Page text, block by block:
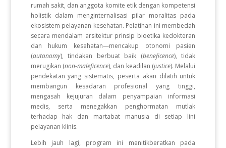
rumah sakit, dan anggota komite etik dengan kompetensi
holistik dalam menginternalisasi pilar moralitas pada
ekosistem pelayanan kesehatan. Pelatihan ini membedah
secara mendalam arsitektur prinsip bioetika kedokteran
dan hukum kesehatan—mencakup otonomi pasien
(autonomy), tindakan berbuat baik (beneficence), tidak
merugikan (non-maleficence), dan keadilan (justice). Melalui
pendekatan yang sistematis, peserta akan dilatih untuk
membangun kesadaran profesional yang tinggi,
mengasah kejujuran dalam penyampaian informasi
medis, serta menegakkan penghormatan mutlak
terhadap hak dan martabat manusia di setiap lini
pelayanan klinis.
Lebih jauh lagi, program ini menitikberatkan pada